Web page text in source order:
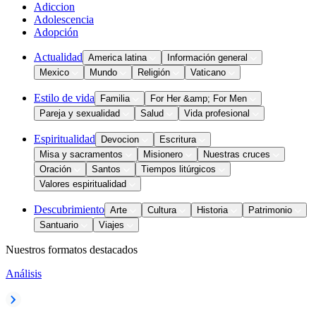
Adiccion
Adolescencia
Adopción
Actualidad America latina
Información general
Mexico
Mundo Religión Vaticano
Estilo de vida Familia
For Her &amp; For Men
Pareja y sexualidad
Salud Vida profesional
Espiritualidad Devocion
Escritura
Misa y sacramentos
Misionero
Nuestras cruces
Oración
Santos
Tiempos litúrgicos
Valores espiritualidad
Descubrimiento Arte Cultura Historia
Patrimonio
Santuario
Viajes
Nuestros formatos destacados
Análisis